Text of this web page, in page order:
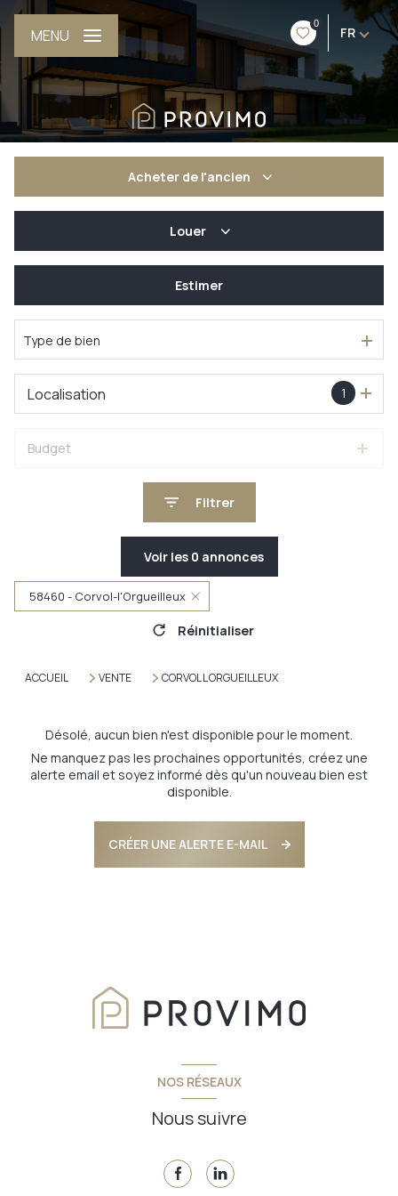
0
FR
MENU
Acheter de l'ancien
De l'immo pro
Louer
De l'immo pro
Estimer
Type de bien
1
Localisation
Budget
Filtrer
Voir les 0 annonces
58460 - Corvol-l'Orgueilleux
Réinitialiser
ACCUEIL VENTE CORVOL L ORGUEILLEUX
Désolé, aucun bien n'est disponible pour le moment.
Ne manquez pas les prochaines opportunités, créez une
alerte email et soyez informé dès qu'un nouveau bien est
disponible.
CRÉER UNE ALERTE E-MAIL
NOS RÉSEAUX
Nous suivre